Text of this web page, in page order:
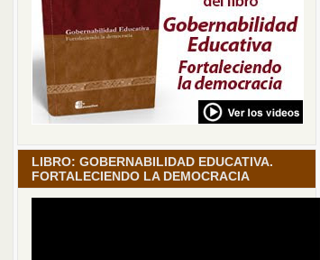
LIBRO: GOBERNABILIDAD EDUCATIVA.
FORTALECIENDO LA DEMOCRACIA